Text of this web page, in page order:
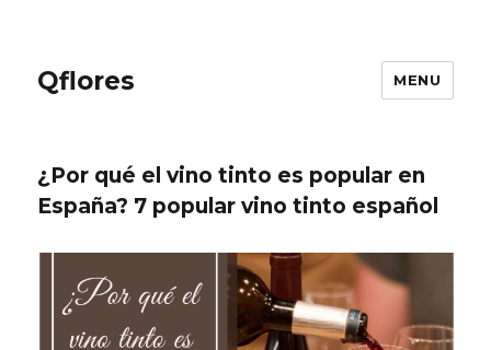
Qflores MENU
¿Por qué el vino tinto es popular en
España? 7 popular vino tinto español